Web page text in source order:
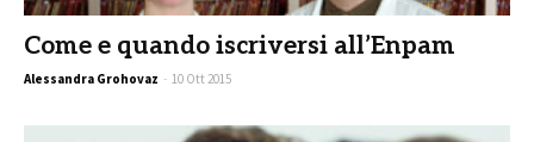
Come e quando iscriversi all’Enpam
Alessandra Grohovaz - 10 Ott 2015